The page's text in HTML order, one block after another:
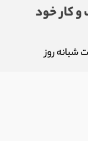
کار خود